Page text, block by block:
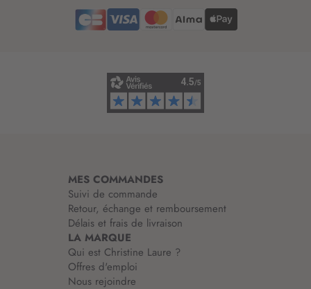
MES COMMANDES
Suivi de commande
Retour, échange et remboursement
Délais et frais de livraison
LA MARQUE
Qui est Christine Laure ?
Offres d'emploi
Nous rejoindre